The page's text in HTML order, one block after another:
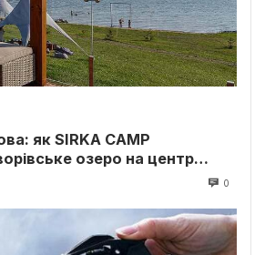
як SIRKA CAMP
озеро на центр
0